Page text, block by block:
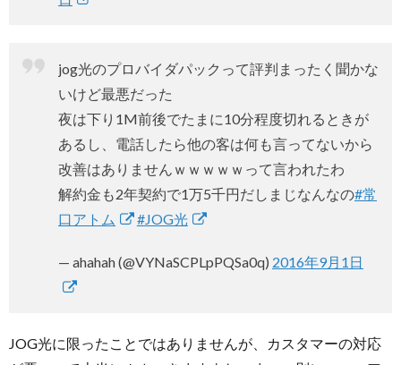
jog光のプロバイダパックって評判まったく聞かな
いけど最悪だった
夜は下り1M前後でたまに10分程度切れるときが
あるし、電話したら他の客は何も言ってないから
改善はありませんｗｗｗｗｗって言われたわ
解約金も2年契約で1万5千円だしまじなんなの#常
口アトム
#JOG光
— ahahah (@VYNaSCPLpPQSa0q) 2016年9月1日
JOG光に限ったことではありませんが、カスタマーの対応